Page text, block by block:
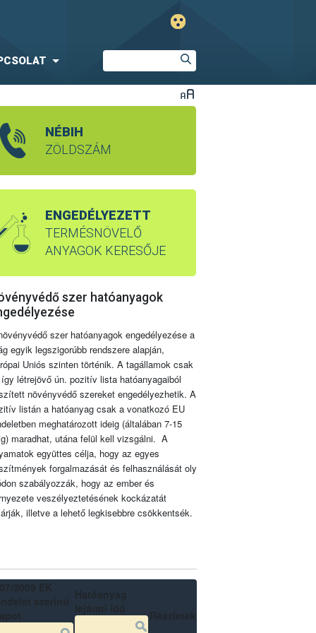
NÉBIH
ZÖLDSZÁM
ENGEDÉLYEZETT
TERMÉSNÖVELŐ
ANYAGOK KERESŐJE
szer hatóanyagok
szer hatóanyagok engedélyezése a
egyik legszigorúbb rendszere alapján,
Uniós szinten történik. A tagállamok csak
létrejövő ún. pozitív lista hatóanyagaiból
növényvédő szereket engedélyezhetik. A
listán a hatóanyag csak a vonatkozó EU
meghatározott ideig (általában 7-15
maradhat, utána felül kell vizsgálni. A
együttes célja, hogy az egyes
forgalmazását és felhasználását oly
szabályozzák, hogy az ember és
veszélyeztetésének kockázatát
illetve a lehető legkisebbre csökkentsék.